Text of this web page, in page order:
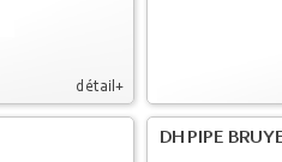
détail+
DH PIPE